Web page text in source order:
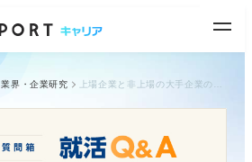
業界・企業研究